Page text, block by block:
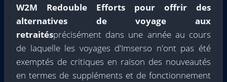
W2M Redouble Efforts pour offrir des
alternatives de voyage aux
retraitésprécisément dans une année au cours
de laquelle les voyages d'Imserso n'ont pas été
exemptés de critiques en raison des nouveautés
en termes de suppléments et de fonctionnement